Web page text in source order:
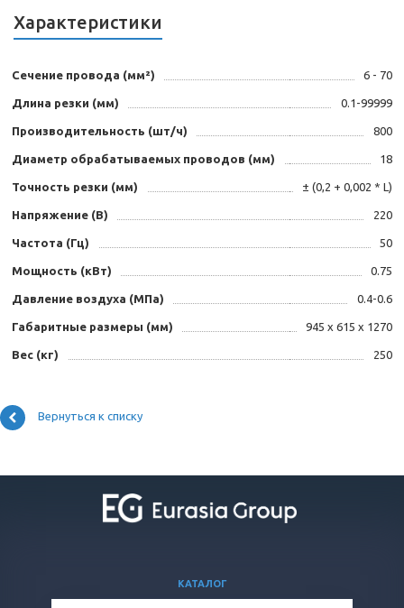
Характеристики
Сечение провода (мм²) 6 - 70
Длина резки (мм) 0.1-99999
Производительность (шт/ч) 800
Диаметр обрабатываемых проводов (мм) 18
Точность резки (мм) ± (0,2 + 0,002 * L)
Напряжение (В) 220
Частота (Гц) 50
Мощность (кВт) 0.75
Давление воздуха (МПа) 0.4-0.6
Габаритные размеры (мм) 945 х 615 х 1270
Вес (кг) 250
Вернуться к списку
КАТАЛОГ